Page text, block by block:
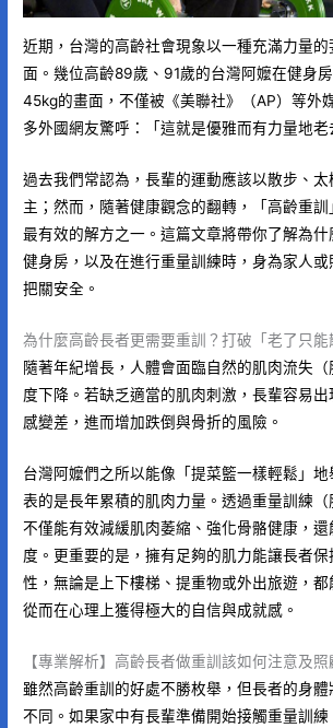
近期，台灣的高齡社會現象以一種充滿力量的
面。幾位高齡89歲、91歲的台灣阿嬤在健身
45kg的畫面，不僅被《美聯社》（AP）等外
多外國網友驚呼：「這就是優雅而有力量地老
過去我們常認為，長輩的運動應該以散步、
主；然而，隨著健康觀念的翻轉，「高齡重
最有效的解方之一。這篇文章將帶你了解為
健身房，以及在進行重量訓練時，身為家人
把關安全。
為什麼高齡長者更需要重訓？打破「老了只能
隨著年紀增長，人體會面臨自然的肌肉流失
度下降。若缺乏適當的肌肉刺激，長輩容易
感變差，進而增加跌倒與骨折的風險。
台灣阿嬤們之所以能像「提菜籃一樣輕鬆」
表的是長年累積的肌肉力量。透過重量訓練
不僅能有效減緩肌肉萎縮、強化骨骼健康，
度。更重要的是，擁有足夠的肌力能讓長者
性，無論是上下樓梯、提重物或外出旅遊，都
從而在心理上獲得極大的自信與成就感。
【專業解析】高齡長者做重訓該如何注意及照
雖然高齡重訓的好處不勝枚舉，但長者的身體
不同。如果家中有長輩準備開始接觸重量訓